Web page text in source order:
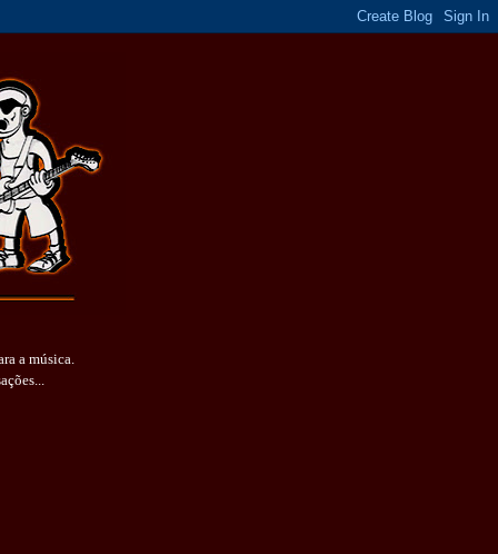
a música.